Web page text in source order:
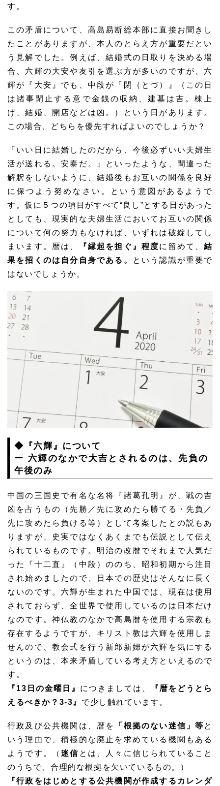
す。
この矛盾について、高島易断総本部に直接お聞きし
たことがありますが、本人のとらえ方が重要だとい
う見解でした。例えば、結婚式の日取りを決める場
合、六輝の大安や友引を選ぶ方が多いのですが、六
輝が『大安』でも、中段が『閉（とづ）』（この日
は諸事閉止する意で金銭の収納、建墓は吉。棟上
げ、結婚、開店などは凶。）という日があります。
この場合、どちらを優先すればよいのでしょうか？
『いい日に結婚したのだから、今後必ずいい夫婦生
活が送れる。安泰だ。』といったような、間違った
解釈をしないように、結婚後もお互いの関係を良好
に保つよう努めなさい。という意図があるようで
す。仮に５つの項目がすべて“良し”とする日があった
としても、現実的な夫婦生活においてお互いの関係
について何の努力もなければ、いずれは破綻してし
まいます。暦は、
『縁起を担ぐ』程度に留めて、結
果を招くのは自分自身である。
という認識が重要で
はないでしょうか。
◆『六輝』について
ー 六輝のなかで大吉とされるのは、先負の
午後のみ
中国の三国史で有名な名将『諸葛孔明』が、戦の吉
凶を占うもの（先勝／先に攻めたら勝てる・先負／
先に攻めたら負ける等）として考案したとの説もあ
りますが、史実ではなくあくまでも伝説として伝え
られているものです。明治の改暦でそれまで人気だ
った『十二直』（中段）ののち、昭和初期から注目
され始めましたので、日本での歴史はそんなに長く
ないのです。六輝が生まれた中国では、現在は使用
されておらず、全世界で使用しているのは日本だけ
なのです。神仏教のなかで高島暦を使用する宗教も
存在するようですが、キリスト教は六輝を使用しま
せんので、教会式を行う新郎新婦が六輝を気にする
というのは、本来矛盾している考え方といえるので
す。
『13日の金曜日』 につきましては、
『暦をどうとら
えるべきか？3-3』 で少し触れています。
行政及び公共機関は、暦を 「根拠のない迷信」等 と
いう理由で、積極的な廃止を求めている機関もある
ようです。（迷信 とは、人々に信じられていること
のうちで、合理的な根拠を欠いているもの。）
『行政をはじめとする公共機関が作成するカレンダ